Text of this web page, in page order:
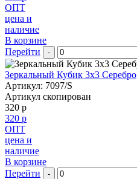
ОПТ
цена и
наличие
В корзине
Перейти
-
Зеркальный Кубик 3х3 Серебро
Артикул: 7097/S
Артикул скопирован
320 р
320 р
ОПТ
цена и
наличие
В корзине
Перейти
-